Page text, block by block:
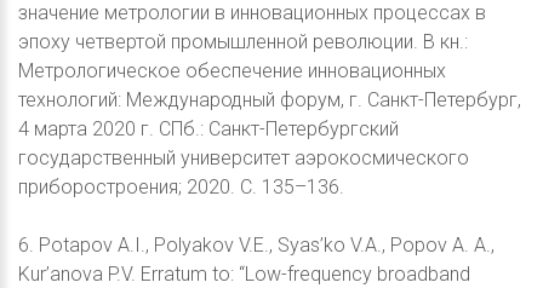
значение метрологии в инновационных процессах в
эпоху четвертой промышленной революции. В кн.:
Метрологическое обеспечение инновационных
технологий: Международный форум, г. Санкт-Петербург,
4 марта 2020 г. СПб.: Санкт-Петербургский
государственный университет аэрокосмического
приборостроения; 2020. С. 135–136.
6. Potapov A.I., Polyakov V.E., Syas’ko V.A., Popov A. A.,
Kur’anova P.V. Erratum to: “Low-frequency broadband